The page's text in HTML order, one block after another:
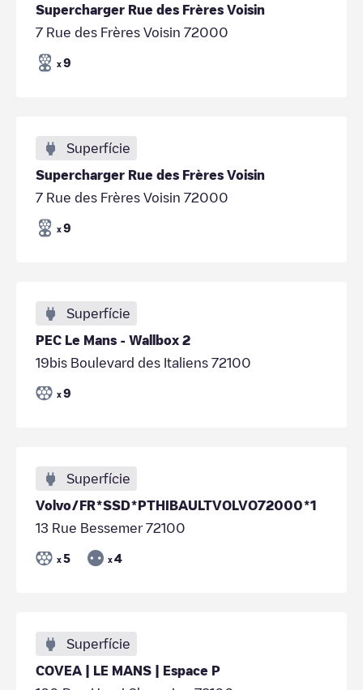
Supercharger Rue des Frères Voisin
7 Rue des Frères Voisin 72000
x 9
Superfície
Supercharger Rue des Frères Voisin
7 Rue des Frères Voisin 72000
x 9
Superfície
PEC Le Mans - Wallbox 2
19bis Boulevard des Italiens 72100
x 9
Superfície
Volvo/FR*SSD*PTHIBAULTVOLVO72000*1
13 Rue Bessemer 72100
x 5 x 4
Superfície
COVEA | LE MANS | Espace P